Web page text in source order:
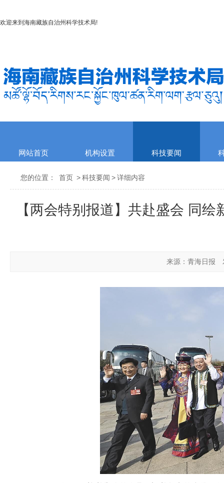
欢迎来到 海南藏族自治州科学技术局!
网站首页 机构设置 科技要闻
您的位置： 首页 >科技要闻 >详细内容
【两会特别报道】共赴盛会 同
来源：青海日报